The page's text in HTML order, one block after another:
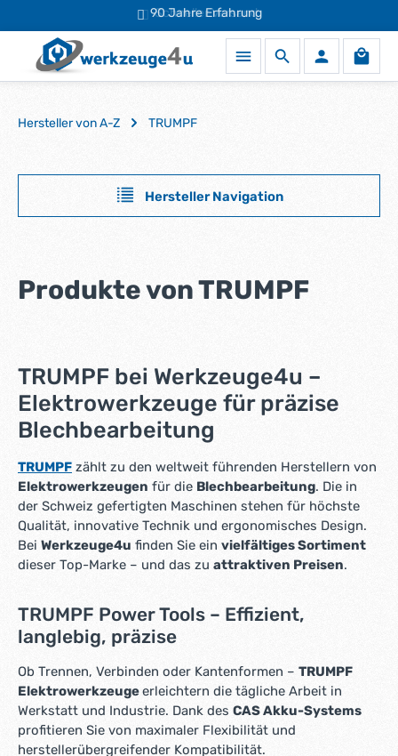
Zum Hauptinhalt springenSchneller Versand
90 Jahre Erfahrung
Hersteller von A-Z TRUMPF
Hersteller Navigation
Produkte von TRUMPF
TRUMPF bei Werkzeuge4u –
Elektrowerkzeuge für präzise
Blechbearbeitung
TRUMPF zählt zu den weltweit führenden Herstellern von
Elektrowerkzeugen für die Blechbearbeitung. Die in
der Schweiz gefertigten Maschinen stehen für höchste
Qualität, innovative Technik und ergonomisches Design.
Bei Werkzeuge4u finden Sie ein vielfältiges Sortiment
dieser Top-Marke – und das zu attraktiven Preisen.
TRUMPF Power Tools – Effizient,
langlebig, präzise
Ob Trennen, Verbinden oder Kantenformen – TRUMPF
Elektrowerkzeugeerleichtern die tägliche Arbeit in
Werkstatt und Industrie. Dank des CAS Akku-Systems
profitieren Sie von maximaler Flexibilität und
herstellerübergreifender Kompatibilität.